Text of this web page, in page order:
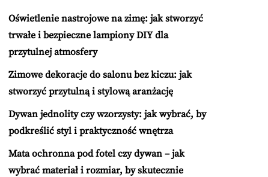
Oświetlenie nastrojowe na zimę: jak stworzyć
trwałe i bezpieczne lampiony DIY dla
przytulnej atmosfery
Zimowe dekoracje do salonu bez kiczu: jak
stworzyć przytulną i stylową aranżację
Dywan jednolity czy wzorzysty: jak wybrać, by
podkreślić styl i praktyczność wnętrza
Mata ochronna pod fotel czy dywan – jak
wybrać materiał i rozmiar, by skutecznie